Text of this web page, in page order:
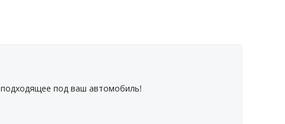
под ваш автомобиль!